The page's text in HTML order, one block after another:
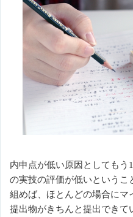
内申点が低い原因としても
の実技の評価が低いというこ
組めば、ほとんどの場合にマ
提出物がきちんと提出できて